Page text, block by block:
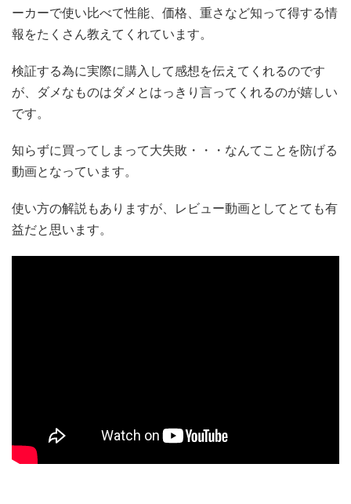
ーカーで使い比べて性能、価格、重さなど知って得する情
報をたくさん教えてくれています。
検証する為に実際に購入して感想を伝えてくれるのです
が、ダメなものはダメとはっきり言ってくれるのが嬉しい
です。
知らずに買ってしまって大失敗・・・なんてことを防げる
動画となっています。
使い方の解説もありますが、レビュー動画としてとても有
益だと思います。